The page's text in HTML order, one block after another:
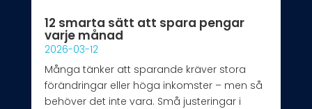
12 smarta sätt att spara pengar
varje månad
2026-03-12
Många tänker att sparande kräver stora
förändringar eller höga inkomster – men så
behöver det inte vara. Små justeringar i